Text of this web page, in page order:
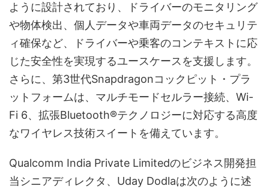
ように設計されており、ドライバーのモニタリング
や物体検出、個人データや車両データのセキュリテ
ィ確保など、ドライバーや乗客のコンテキストに応
じた安全性を実現するユースケースを支援します。
さらに、第3世代Snapdragonコックピット・プラ
ットフォームは、マルチモードセルラー接続、Wi-
Fi 6、拡張Bluetooth®テクノロジーに対応する高度
なワイヤレス技術スイートを備えています。
Qualcomm India Private Limitedのビジネス開発担
当シニアディレクタ、Uday Dodlaは次のように述